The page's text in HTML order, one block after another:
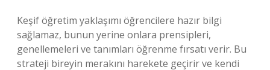
Keşif öğretim yaklaşımı öğrencilere hazır bilgi
sağlamaz, bunun yerine onlara prensipleri,
genellemeleri ve tanımları öğrenme fırsatı verir. Bu
strateji bireyin merakını harekete geçirir ve kendi